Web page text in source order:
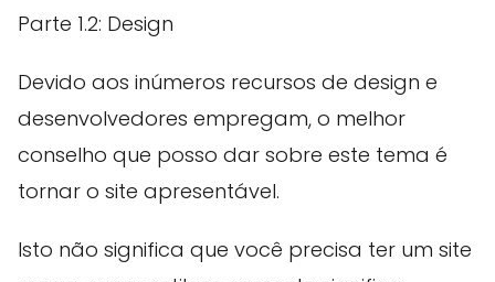
Parte 1.2: Design
Devido aos inúmeros recursos de design e
desenvolvedores empregam, o melhor
conselho que posso dar sobre este tema é
tornar o site apresentável.
Isto não significa que você precisa ter um site